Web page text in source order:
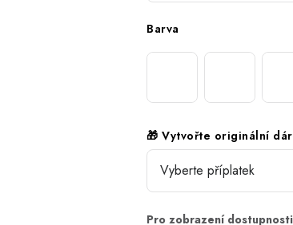
Barva
🎁 Vytvořte originální